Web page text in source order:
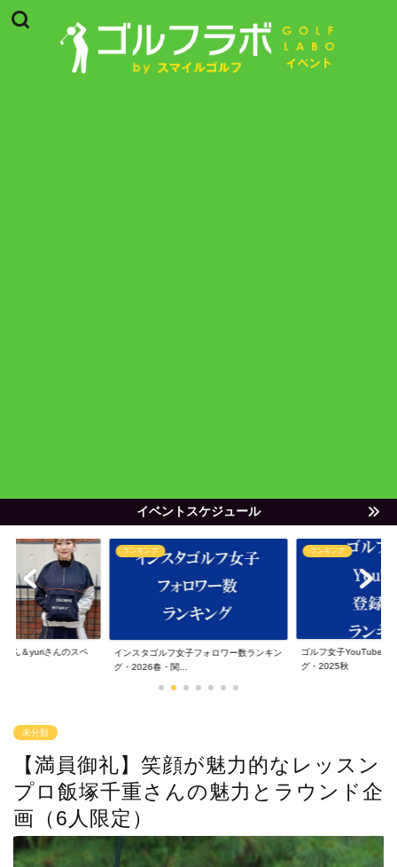
イベントスケジュール
ん＆yuriさんのスペ
ランキング
インスタゴルフ女子フォロワー数ランキン
グ・2026春・関...
ランキング
ゴルフ女子YouTube登
グ・2025秋
未分類
【満員御礼】笑顔が魅力的なレッスン
プロ飯塚千重さんの魅力とラウンド企
画（6人限定）